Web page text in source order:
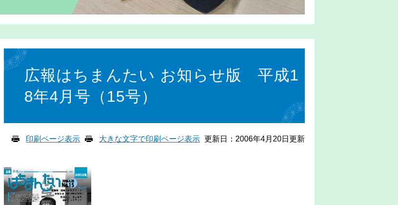
文
広報はちまんたい お知らせ版 平成1
8年4月号（15号）
印刷ページ表示 大きな文字で印刷ページ表示 更新日：2006年4月20日更新